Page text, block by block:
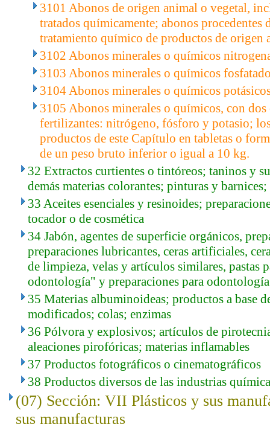
3101 Abonos de origen animal o vegetal,
tratados químicamente; abonos procedentes
tratamiento químico de productos de origen
3102 Abonos minerales o químicos
3103 Abonos minerales o químicos
3104 Abonos minerales o químicos
3105 Abonos minerales o químicos, con dos
fertilizantes: nitrógeno, fósforo y potasio;
productos de este Capítulo en tabletas o
de un peso bruto inferior o igual a 10 kg.
32 Extractos curtientes o tintóreos; taninos y
demás materias colorantes; pinturas y
33 Aceites esenciales y resinoides;
tocador o de cosmética
34 Jabón, agentes de superficie orgánicos,
preparaciones lubricantes, ceras artificiales,
de limpieza, velas y artículos similares, pastas
odontología" y preparaciones para odontología
35 Materias albuminoideas; productos a base
modificados; colas; enzimas
36 Pólvora y explosivos; artículos de
aleaciones pirofóricas; materias inflamables
37 Productos fotográficos o cinematográficos
38 Productos diversos de las industrias
(07) Sección: VII Plásticos y sus
sus manufacturas